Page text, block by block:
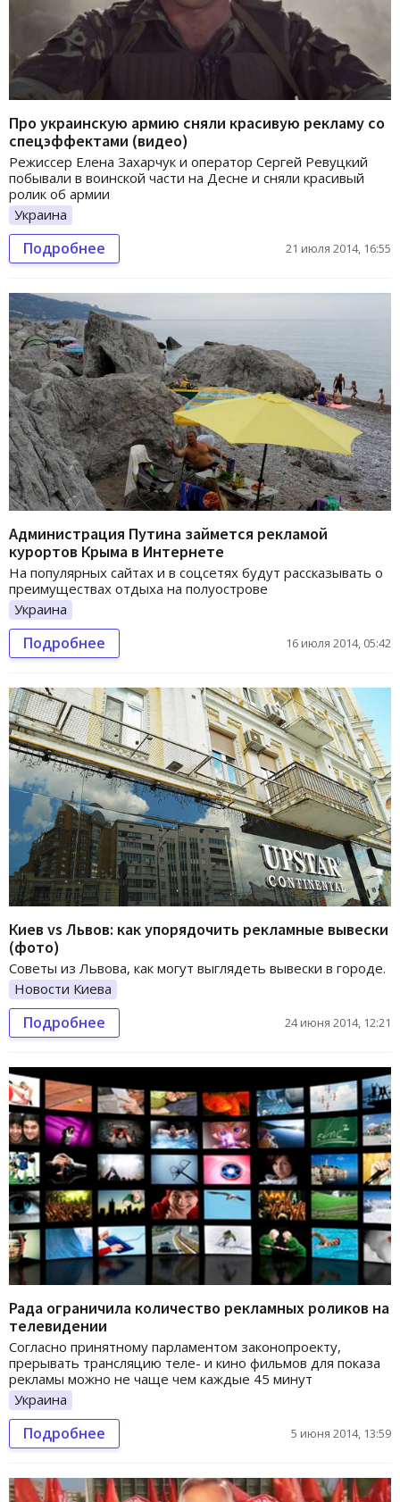
Про украинскую армию сняли красивую рекламу со
спецэффектами (видео)
Режиссер Елена Захарчук и оператор Сергей Ревуцкий
побывали в воинской части на Десне и сняли красивый
ролик об армии
Украина
Подробнее 21 июля 2014, 16:55
Администрация Путина займется рекламой
курортов Крыма в Интернете
На популярных сайтах и в соцсетях будут рассказывать о
преимуществах отдыха на полуострове
Украина
Подробнее 16 июля 2014, 05:42
Киев vs Львов: как упорядочить рекламные вывески
(фото)
Советы из Львова, как могут выглядеть вывески в городе.
Новости Киева
Подробнее 24 июня 2014, 12:21
Рада ограничила количество рекламных роликов на
телевидении
Согласно принятному парламентом законопроекту,
прерывать трансляцию теле- и кино фильмов для показа
рекламы можно не чаще чем каждые 45 минут
Украина
Подробнее 5 июня 2014, 13:59